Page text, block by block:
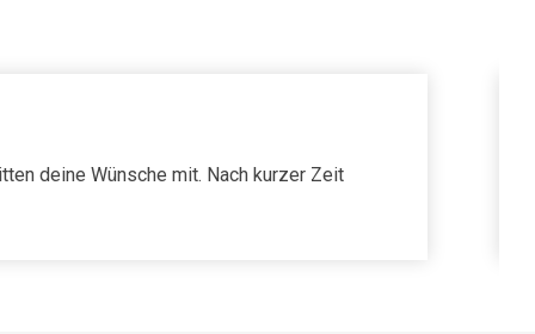
deine Wünsche mit. Nach kurzer Zeit